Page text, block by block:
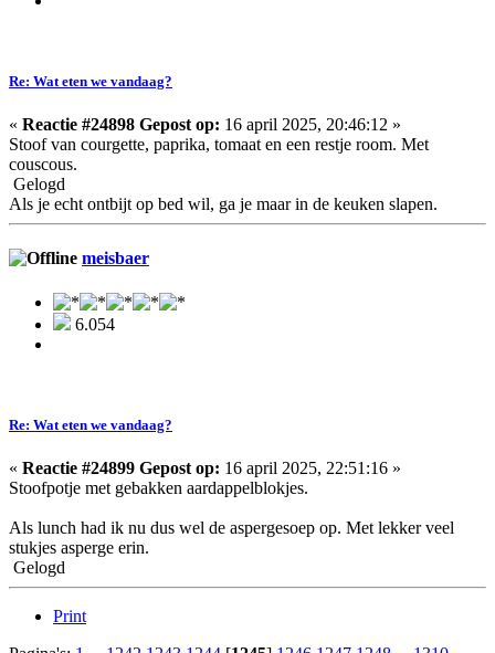
Re: Wat eten we vandaag?
« Reactie #24898 Gepost op: 16 april 2025, 20:46:12 »
Stoof van courgette, paprika, tomaat en een restje room. Met
couscous.
Gelogd
Als je echt ontbijt op bed wil, ga je maar in de keuken slapen.
meisbaer
6.054
Re: Wat eten we vandaag?
« Reactie #24899 Gepost op: 16 april 2025, 22:51:16 »
Stoofpotje met gebakken aardappelblokjes.
Als lunch had ik nu dus wel de aspergesoep op. Met lekker veel
stukjes asperge erin.
Gelogd
Print